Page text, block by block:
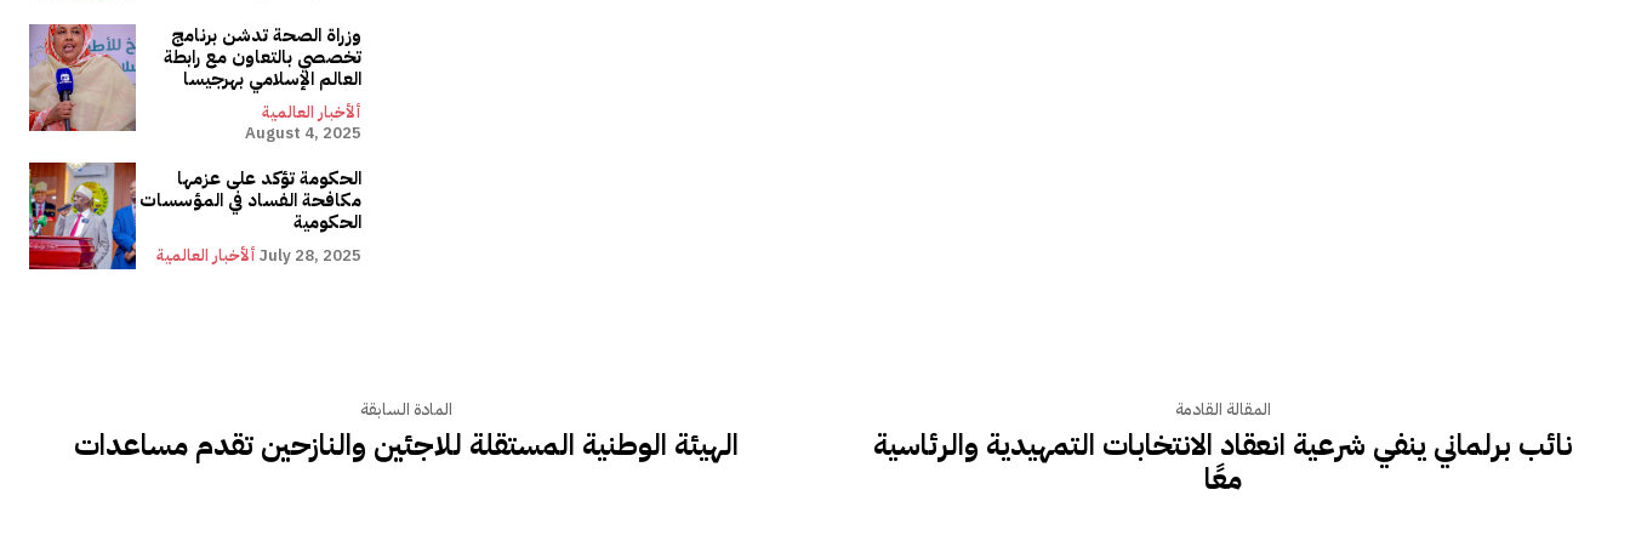
وزراة الصحة تدشن برنامج
تخصصي بالتعاون مع رابطة
العالم الإسلامي بهرجيسا
ألأخبار العالمية
August 4, 2025
الحكومة تؤكد على عزمها
مكافحة الفساد في المؤسسات
الحكومية
ألأخبار العالمية July 28, 2025
المادة السابقة
الهيئة الوطنية المستقلة للاجئين والنازحين تقدم مساعدات
المقالة القادمة
نائب برلماني ينفي شرعية انعقاد الانتخابات التمهيدية والرئاسية
معًا